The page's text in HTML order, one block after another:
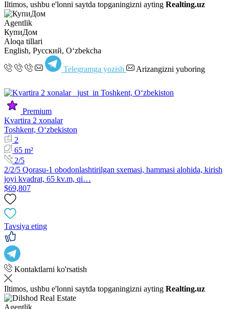
Iltimos, ushbu e'lonni saytda topganingizni ayting Realting.uz
Agentlik
КупиДом
Aloqa tillari
English, Русский, Oʻzbekcha
Telegramga yozish Arizangizni yuboring
Premium
Kvartira 2 xonalar
Toshkent, Oʻzbekiston
2
65 m²
2/5
2/2/5 Qorasu-1 obodonlashtirilgan sxemasi, hammasi alohida, kirish
joyi kvadrat, 65 kv.m, qi…
$69,807
Tavsiya eting
Kontaktlarni ko'rsatish
Iltimos, ushbu e'lonni saytda topganingizni ayting Realting.uz
Agentlik